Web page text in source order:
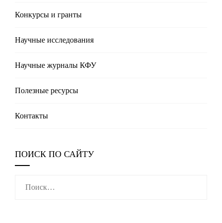
Конкурсы и гранты
Научные исследования
Научные журналы КФУ
Полезные реcурсы
Контакты
ПОИСК ПО САЙТУ